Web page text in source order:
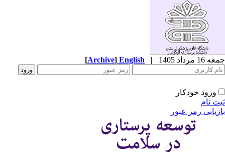
مرداد 1405 |
English
[Archive]
ورود خودکار
نام
رمز عبور